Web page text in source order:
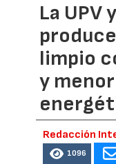
La UPV
limpio
y
Redacción
1096